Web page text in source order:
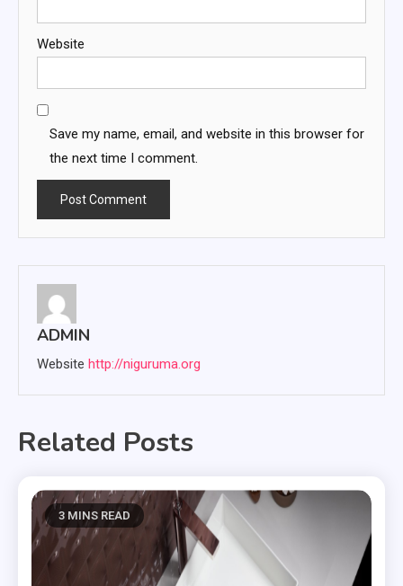
Website
Save my name, email, and website in this browser for
the next time I comment.
ADMIN
Website http://niguruma.org
Related Posts
3 MINS READ